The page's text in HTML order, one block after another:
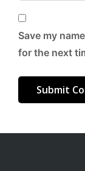
Save my
for the next